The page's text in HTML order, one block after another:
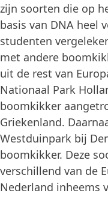
zijn soorten die op
basis van DNA heel
studenten
met andere
uit de rest van
Nationaal Park
boomkikker
Griekenland.
Westduinpark bij
boomkikker. Deze
verschillend van de
Nederland inheems